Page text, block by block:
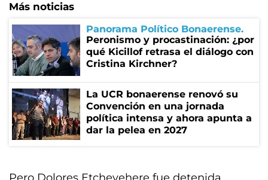
Más noticias
Panorama Político Bonaerense
Peronismo y procastinación: ¿por
qué Kicillof retrasa el diálogo con
Cristina Kirchner?
La UCR bonaerense renovó su
Convención en una jornada
política intensa y ahora apunta a
dar la pelea en 2027